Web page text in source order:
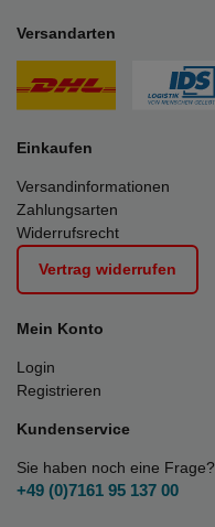
Versandarten
Einkaufen
Versandinformationen
Zahlungsarten
Widerrufsrecht
Vertrag widerrufen
Mein Konto
Login
Registrieren
Kundenservice
Sie haben noch eine Frage?
+49 (0)7161 95 137 00